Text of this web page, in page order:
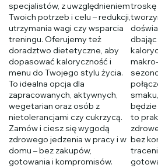
specjalistów, z uwzględnieniem
Twoich potrzeb i celu – redukcji,
utrzymania wagi czy wsparcia
treningu. Oferujemy też
doradztwo dietetyczne, aby
dopasować kaloryczność i
menu do Twojego stylu życia.
To idealna opcja dla
zapracowanych, aktywnych,
wegetarian oraz osób z
nietolerancjami czy cukrzycą.
Zamów i ciesz się wygodą
zdrowego jedzenia w pracy i w
domu – bez zakupów,
gotowania i kompromisów.
troskę
dbając
to
bez